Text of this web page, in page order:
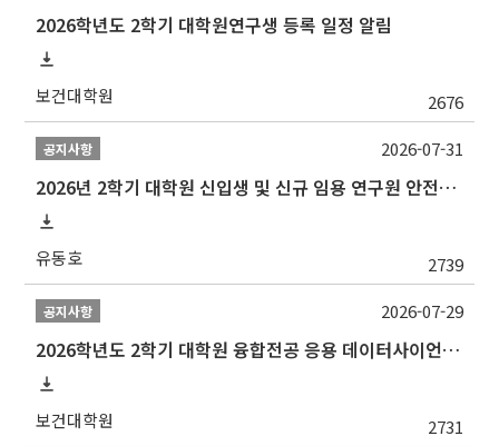
2026학년도 2학기 대학원연구생 등록 일정 알림
보건대학원 2676
공지사항
2026년 2학기 대학원 신입생 및 신규 임용 연구원 안전환경교육(신규교육) 실시 안내
유동호 2739
2026-07-31
공지사항
2026학년도 2학기 대학원 융합전공 응용 데이터사이언스 선발 계획 알림
보건대학원 2731
2026-07-29